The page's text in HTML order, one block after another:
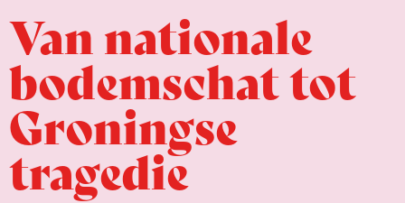
Van nationale
bodemschat tot
Groningse
tragedie